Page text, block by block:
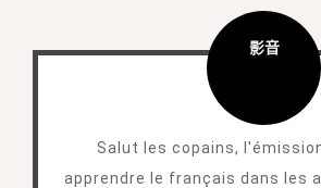
影音
Salut les copains,
apprendre le français dans les